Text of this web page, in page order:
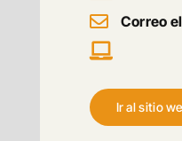
Correo
Ir al sitio